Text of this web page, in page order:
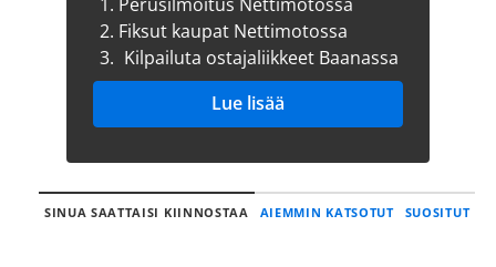
2. Fiksut kaupat Nettimotossa
3. Kilpailuta ostajaliikkeet Baanassa
Lue lisää
SINUA SAATTAISI KIINNOSTAA AIEMMIN KATSOTUT SUOSITUT